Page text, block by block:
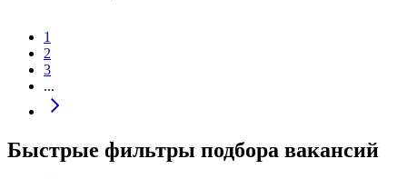
1
2
3
...
Быстрые фильтры подбора вакансий